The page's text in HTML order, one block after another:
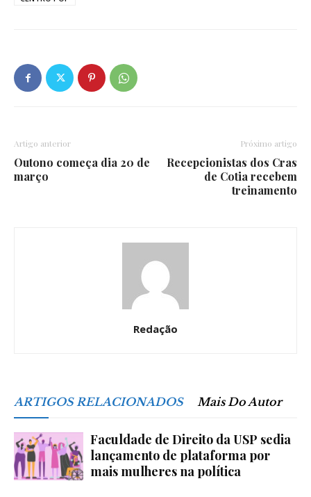
Artigo anterior
Outono começa dia 20 de
março
Próximo artigo
Recepcionistas dos Cras
de Cotia recebem
treinamento
Redação
ARTIGOS RELACIONADOS Mais Do Autor
Faculdade de Direito da USP sedia
lançamento de plataforma por
mais mulheres na política